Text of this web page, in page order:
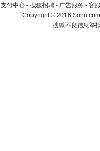
支付中心 - 搜狐招聘 - 广告服务 - 客
Copyright©2016
搜狐不良信息举